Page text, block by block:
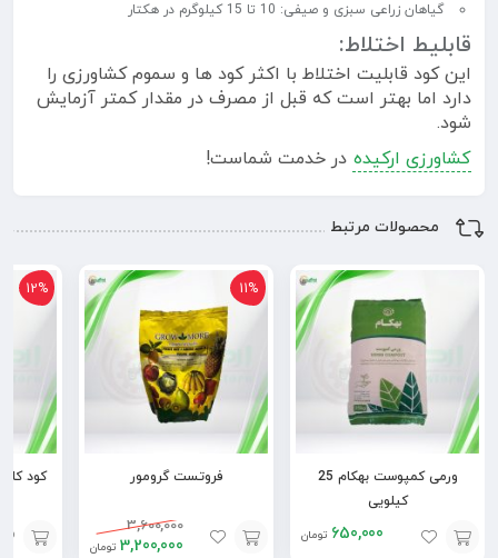
گیاهان زراعی سبزی و صیفی: 10 تا 15 کیلوگرم در هکتار
قابلیط اختلاط:
این کود قابلیت اختلاط با اکثر کود ها و سموم کشاورزی را
دارد اما بهتر است که قبل از مصرف در مقدار کمتر آزمایش
شود.
کشاورزی ارکیده در خدمت شماست!
محصولات مرتبط
ورمی کمپوست بهکام 25
کیلویی
650,000 تومان
11%
فروتست گرومور
3,600,000
3,200,000 تومان
12%